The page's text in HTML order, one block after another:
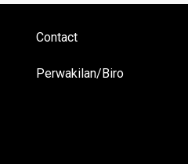
Contact
Perwakilan/Biro